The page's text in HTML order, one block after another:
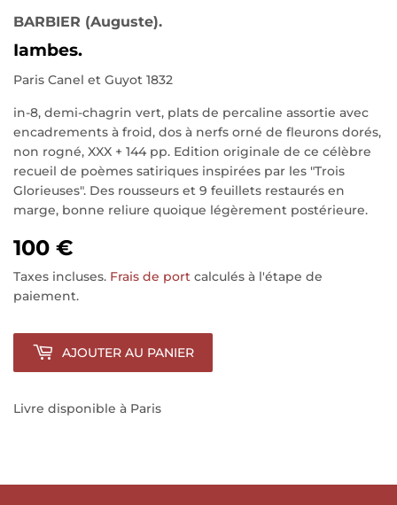
BARBIER (Auguste).
Iambes.
Paris Canel et Guyot 1832
in-8, demi-chagrin vert, plats de percaline assortie avec
encadrements à froid, dos à nerfs orné de fleurons dorés,
non rogné, XXX + 144 pp. Edition originale de ce célèbre
recueil de poèmes satiriques inspirées par les "Trois
Glorieuses". Des rousseurs et 9 feuillets restaurés en
marge, bonne reliure quoique légèrement postérieure.
100 €
Taxes incluses. Frais de port calculés à l'étape de
paiement.
AJOUTER AU PANIER
Livre disponible à Paris